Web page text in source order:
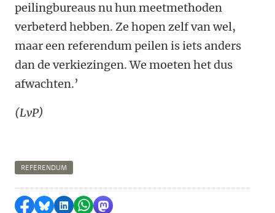
peilingbureaus nu hun meetmethoden
verbeterd hebben. Ze hopen zelf van wel,
maar een referendum peilen is iets anders
dan de verkiezingen. We moeten het dus
afwachten.’
(LvP)
REFERENDUM
Delen op Facebook
Delen via Bluesky
Delen op LinkedIn
Delen via WhatsApp
Delen via Mastodon